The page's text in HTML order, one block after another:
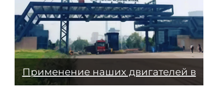
Применение наших двигателей в